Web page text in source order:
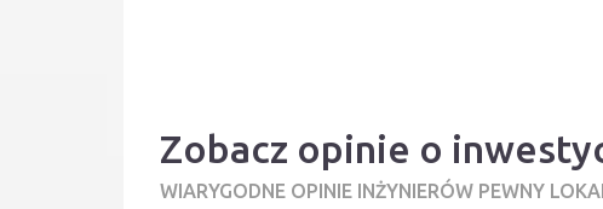
Zobacz opinie o
WIARYGODNE OPINIE INŻYNIERÓW PEWNY